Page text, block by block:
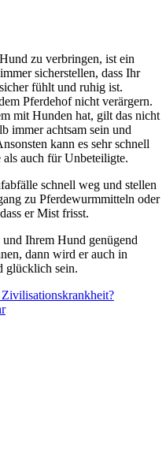
zu verbringen, ist ein
sicherstellen, dass Ihr
fühlt und ruhig ist.
Pferdehof nicht verärgern.
mit Hunden hat, gilt das nicht
immer achtsam sein und
kann es sehr schnell
auch für Unbeteiligte.
schnell weg und stellen
zu Pferdewurmmitteln oder
er Mist frisst.
Ihrem Hund genügend
dann wird er auch in
glücklich sein.